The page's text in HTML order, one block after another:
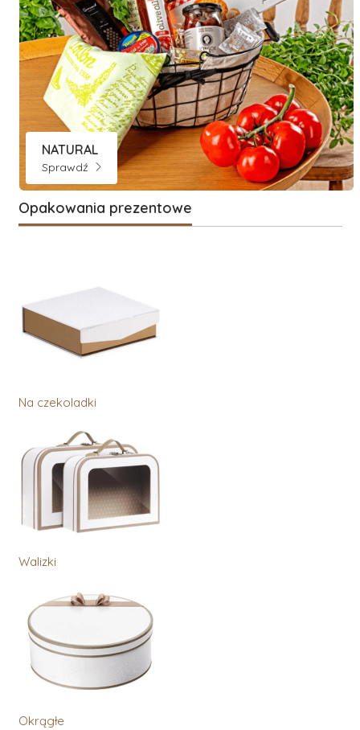
NATURAL
Sprawdź
Opakowania prezentowe
Na czekoladki
Walizki
Okrągłe